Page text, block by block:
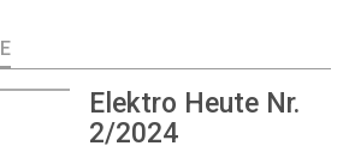
Elektro Heute Nr.
2/2024